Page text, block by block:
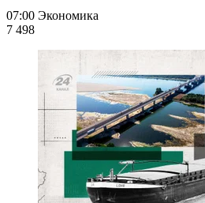
07:00 Экономика
7 498